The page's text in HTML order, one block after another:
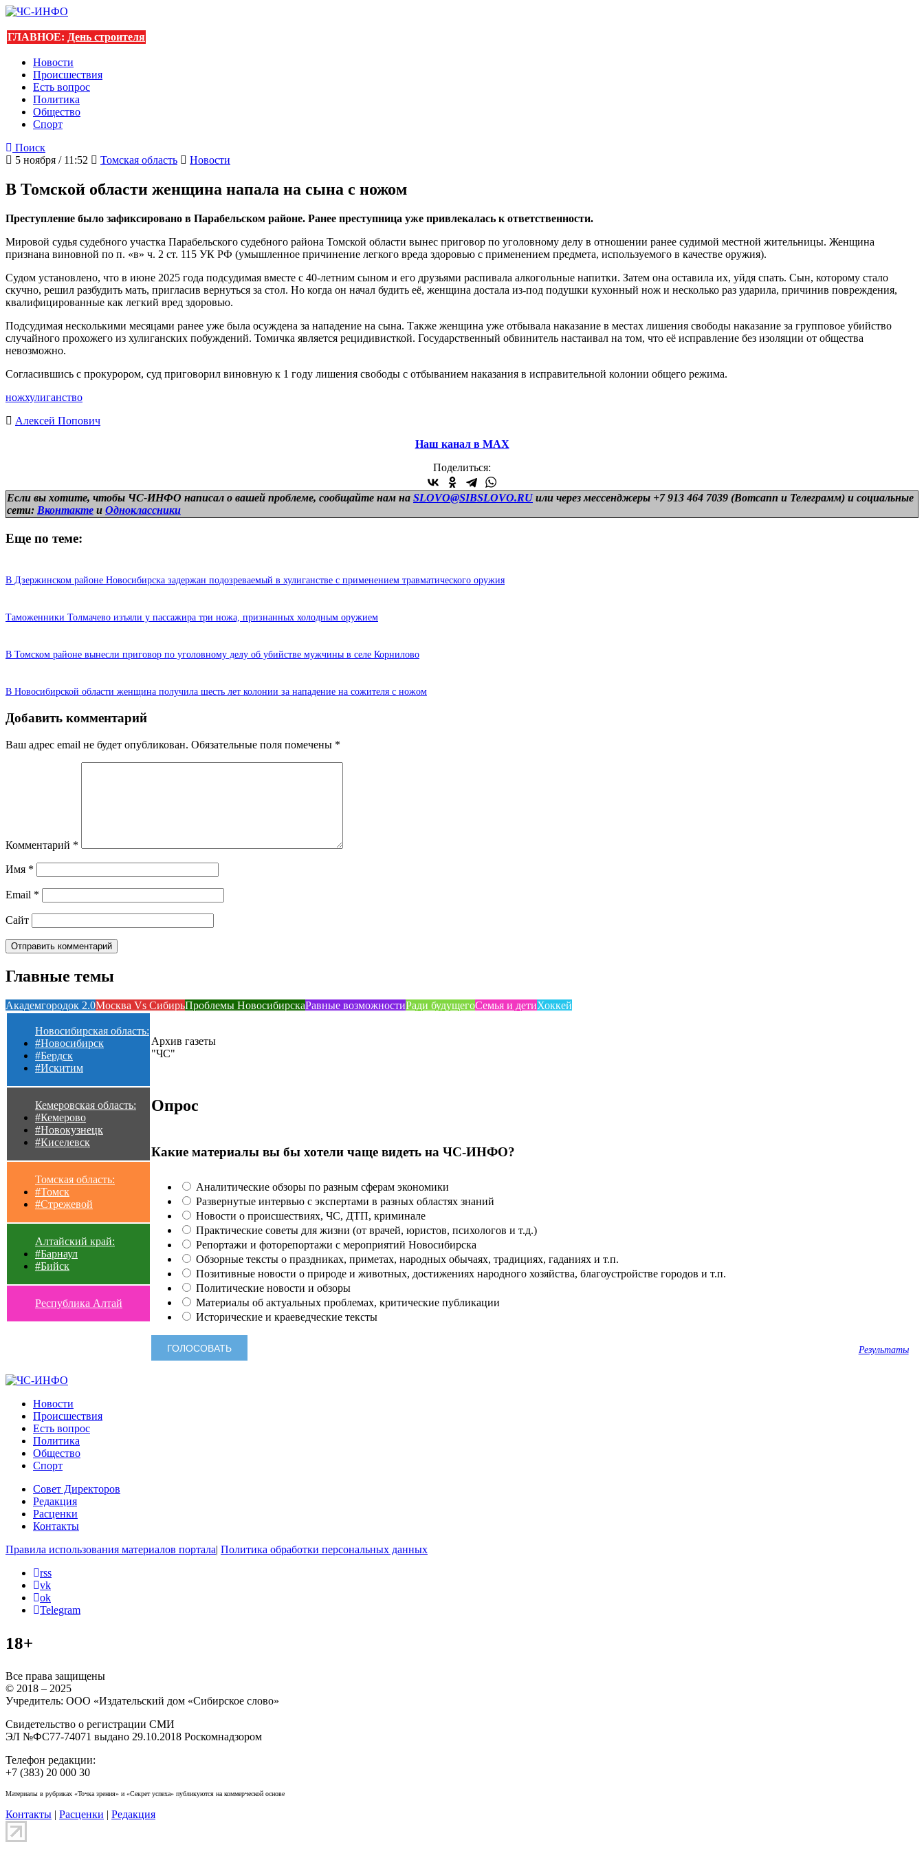
ГЛАВНОЕ: День строителя
Новости
Происшествия
Есть вопрос
Политика
Общество
Спорт
Поиск
5 ноября / 11:52
Томская область Новости
В Томской области женщина напала на сына с ножом
Преступление было зафиксировано в Парабельском районе. Ранее преступница уже привлекалась к ответственности.
Мировой судья судебного участка Парабельского судебного района Томской области вынес приговор по уголовному делу в отношении ранее судимой местной жительницы. Женщина
признана виновной по п. «в» ч. 2 ст. 115 УК РФ (умышленное причинение легкого вреда здоровью с применением предмета, используемого в качестве оружия).
Судом установлено, что в июне 2025 года подсудимая вместе с 40-летним сыном и его друзьями распивала алкогольные напитки. Затем она оставила их, уйдя спать. Сын, которому стало
скучно, решил разбудить мать, пригласив вернуться за стол. Но когда он начал будить её, женщина достала из-под подушки кухонный нож и несколько раз ударила, причинив повреждения,
квалифицированные как легкий вред здоровью.
Подсудимая несколькими месяцами ранее уже была осуждена за нападение на сына. Также женщина уже отбывала наказание в местах лишения свободы наказание за групповое убийство
случайного прохожего из хулиганских побуждений. Томичка является рецидивисткой. Государственный обвинитель настаивал на том, что её исправление без изоляции от общества
невозможно.
Согласившись с прокурором, суд приговорил виновную к 1 году лишения свободы с отбыванием наказания в исправительной колонии общего режима.
ножхулиганство
Алексей Попович
Наш канал в МАХ
Поделиться:
Если вы хотите, чтобы ЧС-ИНФО написал о вашей проблеме, сообщайте нам на SLOVO@SIBSLOVO.RU или через мессенджеры +7 913 464 7039 (Вотсапп и Телеграмм) и социальные
сети: Вконтакте и Одноклассники
Еще по теме:
В Дзержинском районе Новосибирска задержан подозреваемый в хулиганстве с применением травматического оружия
Таможенники Толмачево изъяли у пассажира три ножа, признанных холодным оружием
В Томском районе вынесли приговор по уголовному делу об убийстве мужчины в селе Корнилово
В Новосибирской области женщина получила шесть лет колонии за нападение на сожителя с ножом
Добавить комментарий
Ваш адрес email не будет опубликован. Обязательные поля помечены *
Комментарий *
Имя *
Email *
Сайт
Главные темы
Академгородок 2.0Москва Vs СибирьПроблемы НовосибирскаРавные возможностиРади будущегоСемья и детиХоккей
Новосибирская область:
#Новосибирск
#Бердск
#Искитим
Кемеровская область:
#Кемерово
#Новокузнецк
#Киселевск
Томская область:
#Томск
#Стрежевой
Алтайский край:
#Барнаул
#Бийск
Республика Алтай
Архив газеты
"ЧС"
Опрос
Какие материалы вы бы хотели чаще видеть на ЧС-ИНФО?
Аналитические обзоры по разным сферам экономики
Развернутые интервью с экспертами в разных областях знаний
Новости о происшествиях, ЧС, ДТП, криминале
Практические советы для жизни (от врачей, юристов, психологов и т.д.)
Репортажи и фоторепортажи с мероприятий Новосибирска
Обзорные тексты о праздниках, приметах, народных обычаях, традициях, гаданиях и т.п.
Позитивные новости о природе и животных, достижениях народного хозяйства, благоустройстве городов и т.п.
Политические новости и обзоры
Материалы об актуальных проблемах, критические публикации
Исторические и краеведческие тексты
Результаты
Новости
Происшествия
Есть вопрос
Политика
Общество
Спорт
Совет Директоров
Редакция
Расценки
Контакты
Правила использования материалов портала| Политика обработки персональных данных
rss
vk
ok
Telegram
18+
Все права защищены
© 2018 – 2025
Учредитель: ООО «Издательский дом «Сибирское слово»
Свидетельство о регистрации СМИ
ЭЛ №ФС77-74071 выдано 29.10.2018 Роскомнадзором
Телефон редакции:
+7 (383) 20 000 30
Материалы в рубриках «Точка зрения» и «Секрет успеха» публикуются на коммерческой основе
Контакты | Расценки | Редакция